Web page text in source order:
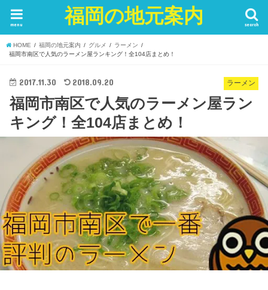
福岡の地元案内 search
menu
HOME 福岡の地元案内 グルメ
ラーメン
福岡市南区で人気のラーメン屋ランキング！全104店まとめ！
ラーメン
2017.11.30 2018.09.20
福岡市南区で人気のラーメン屋ラン
キング！全104店まとめ！